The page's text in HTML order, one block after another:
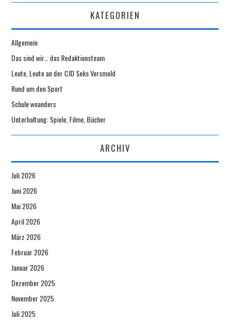
KATEGORIEN
Allgemein
Das sind wir… das Redaktionsteam
Leute, Leute an der CJD Seks Versmold
Rund um den Sport
Schule woanders
Unterhaltung: Spiele, Filme, Bücher
ARCHIV
Juli 2026
Juni 2026
Mai 2026
April 2026
März 2026
Februar 2026
Januar 2026
Dezember 2025
November 2025
Juli 2025